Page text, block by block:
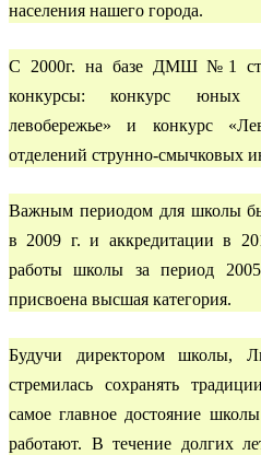
населения нашего города.
С 2000г. на базе ДМШ №1
конкурсы: конкурс юных
левобережье» и конкурс
отделений струнно-смычковых
Важным периодом для школы
в 2009 г. и аккредитации в
работы школы за период
присвоена высшая категория.
Будучи директором школы,
стремилась сохранять
самое главное достояние
работают. В течение долгих